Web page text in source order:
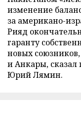
изменение
за американо-
Рияд
гаранту
новых
и Анкары, сказал
Юрий Лямин.